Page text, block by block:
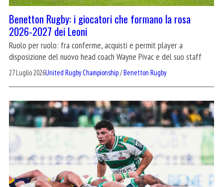
Benetton Rugby: i giocatori che formano la rosa
2026-2027 dei Leoni
Ruolo per ruolo: fra conferme, acquisti e permit player a
disposizione del nuovo head coach Wayne Pivac e del suo staff
27 Luglio 2026United Rugby Championship/Benetton Rugby